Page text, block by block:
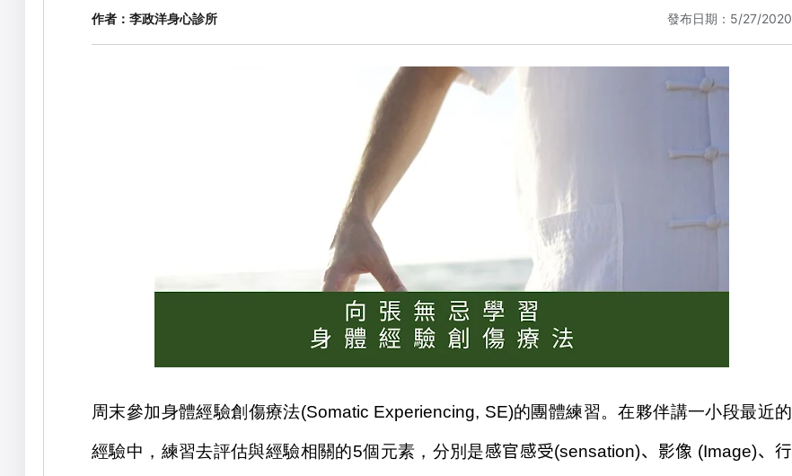
作者： 李政洋身心診所 發布日期：5/27/2020
周末參加身體經驗創傷療法(Somatic Experiencing, SE)的團體練習。在夥伴講一小段最近的
經驗中，練習去評估與經驗相關的5個元素，分別是感官感受(sensation)、影像 (Image)、行